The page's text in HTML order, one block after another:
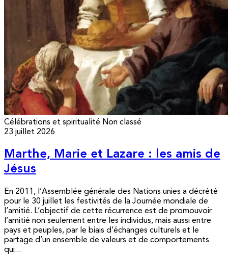
Célébrations et spiritualité Non classé
23 juillet 2026
Marthe, Marie et Lazare : les amis de
Jésus
En 2011, l’Assemblée générale des Nations unies a décrété
pour le 30 juillet les festivités de la Journée mondiale de
l’amitié. L’objectif de cette récurrence est de promouvoir
l’amitié non seulement entre les individus, mais aussi entre
pays et peuples, par le biais d’échanges culturels et le
partage d’un ensemble de valeurs et de comportements
qui...